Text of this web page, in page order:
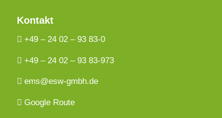
Kontakt
+49 – 24 02 – 93 83-0
+49 – 24 02 – 93 83-973
ems@esw-gmbh.de
Google Route